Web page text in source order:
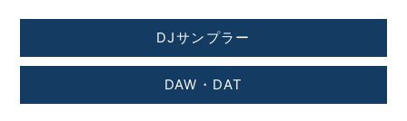
DJサンプラー
DAW・DAT